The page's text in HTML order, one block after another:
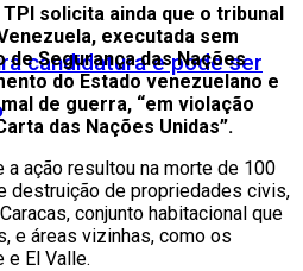
candidatura e pode ser
solicita ainda que o tribunal
executada sem
de Segurança das Nações
do Estado venezuelano e
de guerra, “em violação
das Nações Unidas”.
a ação resultou na morte de 100
destruição de propriedades civis,
conjunto habitacional que
e áreas vizinhas, como os
e El Valle.